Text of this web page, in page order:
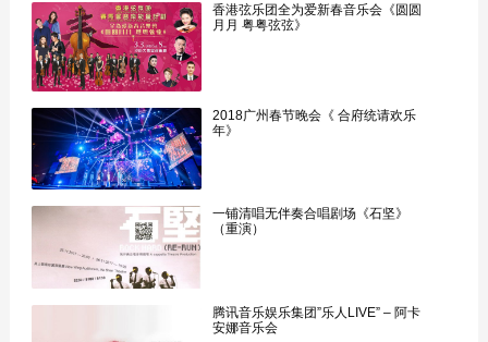
香港弦乐团全为爱新春音乐会《圆圆
月月 粤粤弦弦》
2018广州春节晚会《 合府统请欢乐
年》
一铺清唱无伴奏合唱剧场《石坚》
（重演）
腾讯音乐娱乐集团”乐人LIVE” – 阿卡
安娜音乐会